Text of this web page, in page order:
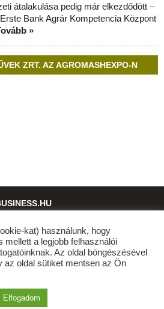
átalakulása pedig már elkezdődött –
Bank Agrár Kompetencia Központ
»
ZRT. AZ AGROMASHEXPO-N
agribusiness.hu
kat) használunk, hogy
mellett a legjobb felhasználói
Az oldal böngészésével
az oldal sütiket mentsen az Ön
Elfogadom